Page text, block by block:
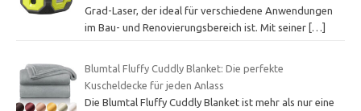
Grad-Laser, der ideal für verschiedene Anwendungen
im Bau- und Renovierungsbereich ist. Mit seiner […]
Blumtal Fluffy Cuddly Blanket: Die perfekte
Kuscheldecke für jeden Anlass
Die Blumtal Fluffy Cuddly Blanket ist mehr als nur eine